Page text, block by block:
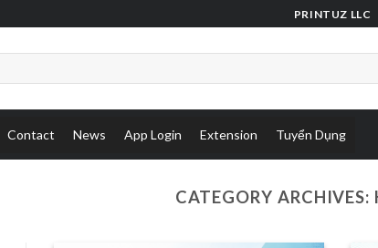
PRINTUZ LLC
Contact News App Login Extension Tuyển Dụng
CATEGORY ARCHIVES: